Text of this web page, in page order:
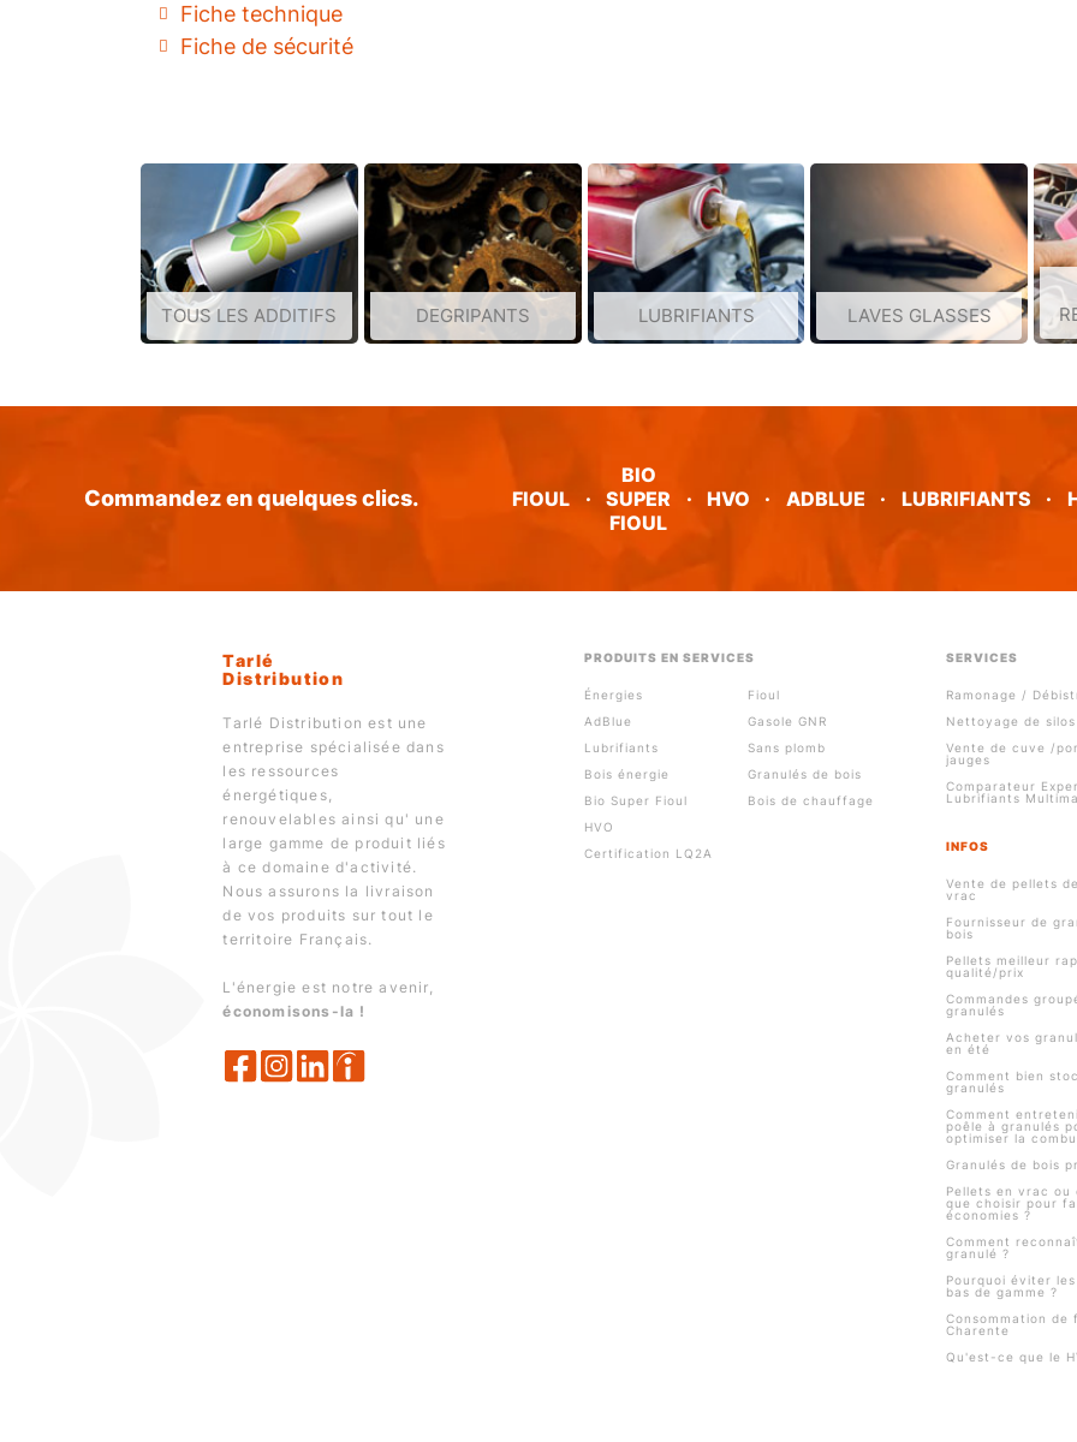
Fiche technique
Fiche de sécurité
TOUS LES ADDITIFS DEGRIPANTS LUBRIFIANTS LAVES GLASSES
Commandez en quelques clics. FIOUL ·
BIO
SUPER
FIOUL
· HVO · ADBLUE · LUBRIFIANTS ·
Tarlé
Distribution
Tarlé Distribution est une
entreprise spécialisée dans
les ressources
énergétiques,
renouvelables ainsi qu' une
large gamme de produit liés
à ce domaine d'activité.
Nous assurons la livraison
de vos produits sur tout le
territoire Français.
L'énergie est notre avenir,
économisons-la !
PRODUITS EN SERVICES
Énergies
AdBlue
Lubrifiants
Bois énergie
Bio Super Fioul
HVO
Certification LQ2A
Fioul
Gasole GNR
Sans plomb
Granulés de bois
Bois de chauffage
SERVICES
Ramonage /
Nettoyage de silos
Vente de cuve /
jauges
Comparateur
Lubrifiants
INFOS
Vente de pellets
vrac
Fournisseur de
bois
Pellets meilleur
qualité/prix
Commandes
granulés
Acheter vos
en été
Comment bien
granulés
Comment
poêle à granulés
optimiser la
Granulés de bois
Pellets en vrac ou
que choisir pour
économies ?
Comment
granulé ?
Pourquoi éviter
bas de gamme ?
Consommation de
Charente
Qu'est-ce que le